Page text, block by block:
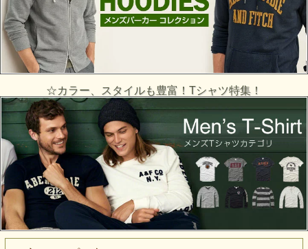
☆カラー、スタイルも豊富！Tシャツ特集！